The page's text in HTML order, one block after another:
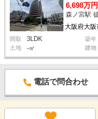
6,698万円
間取 3LDK 築年
土地 -㎡ 建物
電話で問合わせ